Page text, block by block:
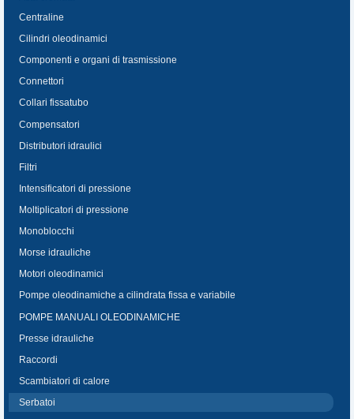
Centraline
Cilindri oleodinamici
Componenti e organi di trasmissione
Connettori
Collari fissatubo
Compensatori
Distributori idraulici
Filtri
Intensificatori di pressione
Moltiplicatori di pressione
Monoblocchi
Morse idrauliche
Motori oleodinamici
Pompe oleodinamiche a cilindrata fissa e variabile
POMPE MANUALI OLEODINAMICHE
Presse idrauliche
Raccordi
Scambiatori di calore
Serbatoi